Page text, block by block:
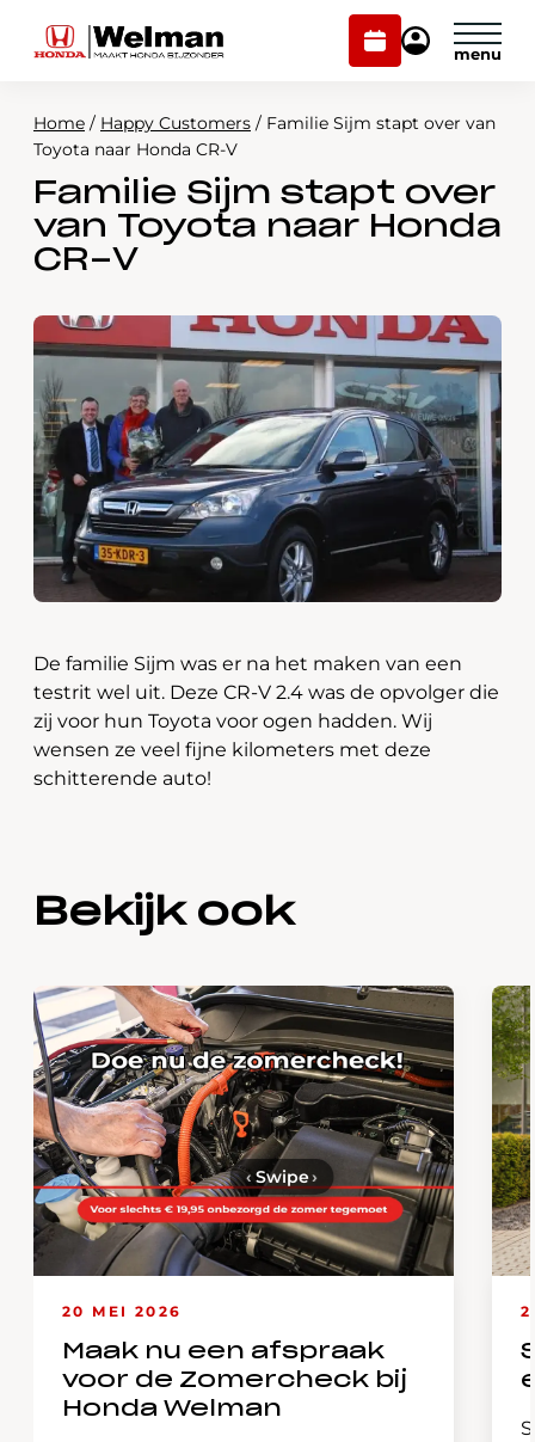
Plan
onderhoud
Mijn
Modellen
Voorraad
Onderhoud en service
Over ons
Webshop
Contact
Plan onderhoud
Home / Happy Customers / Familie Sijm stapt over van
Toyota naar Honda CR-V
Familie Sijm stapt over
van Toyota naar Honda
CR-V
De familie Sijm was er na het maken van een
testrit wel uit. Deze CR-V 2.4 was de opvolger die
zij voor hun Toyota voor ogen hadden. Wij
wensen ze veel fijne kilometers met deze
schitterende auto!
Bekijk ook
20 MEI 2026
Maak nu een afspraak
voor de Zomercheck bij
Honda Welman
‹ Swipe›